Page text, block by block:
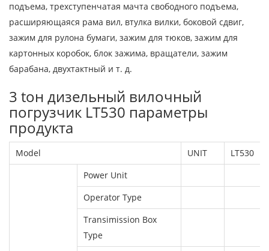
подъема, трехступенчатая мачта свободного подъема,
расширяющаяся рама вил, втулка вилки, боковой сдвиг,
зажим для рулона бумаги, зажим для тюков, зажим для
картонных коробок, блок зажима, вращатели, зажим
барабана, двухтактный и т. д.
3 tон дизельный вилочный
погрузчик LT530 параметры
продукта
Model UNIT
LT530
Power Unit
Operator Type
Transimission Box
Type